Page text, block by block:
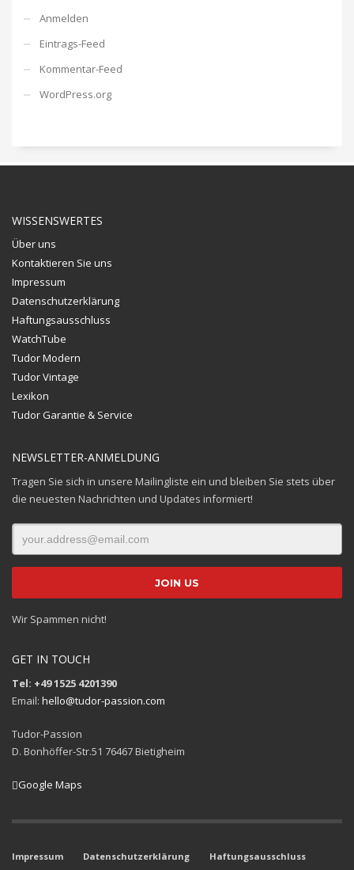
Anmelden
Eintrags-Feed
Kommentar-Feed
WordPress.org
WISSENSWERTES
Über uns
Kontaktieren Sie uns
Impressum
Datenschutzerklärung
Haftungsausschluss
WatchTube
Tudor Modern
Tudor Vintage
Lexikon
Tudor Garantie & Service
NEWSLETTER-ANMELDUNG
Tragen Sie sich in unsere Mailingliste ein und bleiben Sie stets über
die neuesten Nachrichten und Updates informiert!
Wir Spammen nicht!
GET IN TOUCH
Tel: +49 1525 4201390
Email: hello@tudor-passion.com
Tudor-Passion
D. Bonhöffer-Str.51 76467 Bietigheim
Google Maps
Impressum Datenschutzerklärung Haftungsausschluss